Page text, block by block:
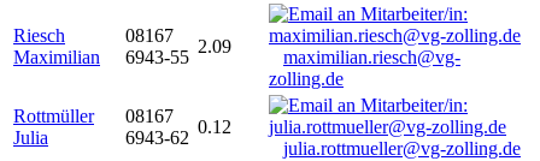
Riesch
Maximilian
08167
6943-55
2.09
maximilian.riesch@vg-
zolling.de
Rottmüller
Julia
08167
6943-62
0.12
julia.rottmueller@vg-zolling.de